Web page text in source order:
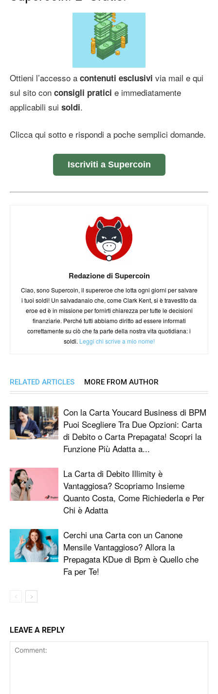
Ottieni l’accesso a contenuti esclusivi via mail e qui
sul sito con consigli pratici e immediatamente
applicabili sui soldi.
Clicca qui sotto e rispondi a poche semplici domande.
Iscriviti a Supercoin
Redazione di Supercoin
Ciao, sono Supercoin, il supereroe che lotta ogni giorni per salvare
i tuoi soldi! Un salvadanaio che, come Clark Kent, si è travestito da
eroe ed è in missione per fornirti chiarezza per tutte le decisioni
finanziarie. Perché tutti abbiamo diritto ad essere informati
correttamente su ciò che fa parte della nostra vita quotidiana: i
soldi. Leggi chi scrive a mio nome!
RELATED ARTICLES MORE FROM AUTHOR
Con la Carta Youcard Business di BPM
Puoi Scegliere Tra Due Opzioni: Carta
di Debito o Carta Prepagata! Scopri la
Funzione Più Adatta a...
La Carta di Debito Illimity è
Vantaggiosa? Scopriamo Insieme
Quanto Costa, Come Richiederla e Per
Chi è Adatta
Cerchi una Carta con un Canone
Mensile Vantaggioso? Allora la
Prepagata KDue di Bpm è Quello che
Fa per Te!
LEAVE A REPLY